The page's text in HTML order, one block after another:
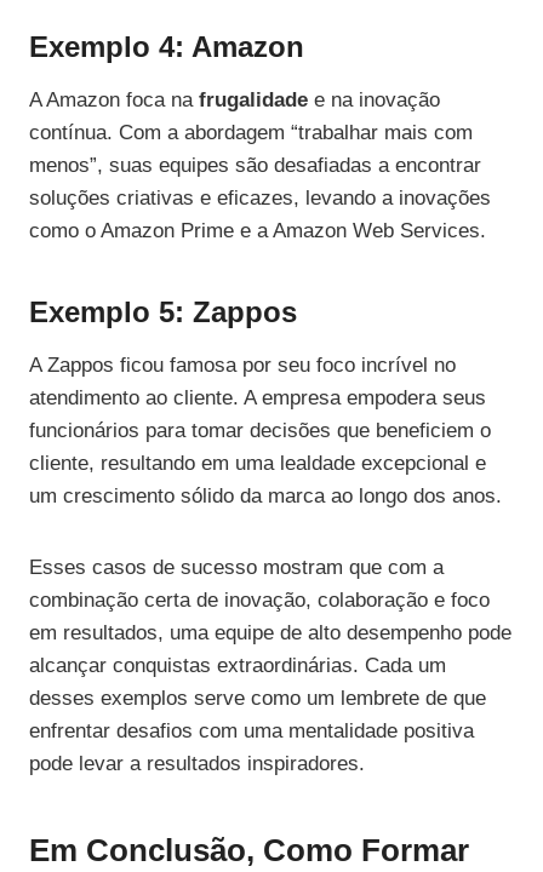
Exemplo 4: Amazon
A Amazon foca na frugalidade e na inovação
contínua. Com a abordagem “trabalhar mais com
menos”, suas equipes são desafiadas a encontrar
soluções criativas e eficazes, levando a inovações
como o Amazon Prime e a Amazon Web Services.
Exemplo 5: Zappos
A Zappos ficou famosa por seu foco incrível no
atendimento ao cliente. A empresa empodera seus
funcionários para tomar decisões que beneficiem o
cliente, resultando em uma lealdade excepcional e
um crescimento sólido da marca ao longo dos anos.
Esses casos de sucesso mostram que com a
combinação certa de inovação, colaboração e foco
em resultados, uma equipe de alto desempenho pode
alcançar conquistas extraordinárias. Cada um
desses exemplos serve como um lembrete de que
enfrentar desafios com uma mentalidade positiva
pode levar a resultados inspiradores.
Em Conclusão, Como Formar